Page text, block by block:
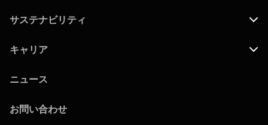
サステナビリティ
キャリア
ニュース
お問い合わせ